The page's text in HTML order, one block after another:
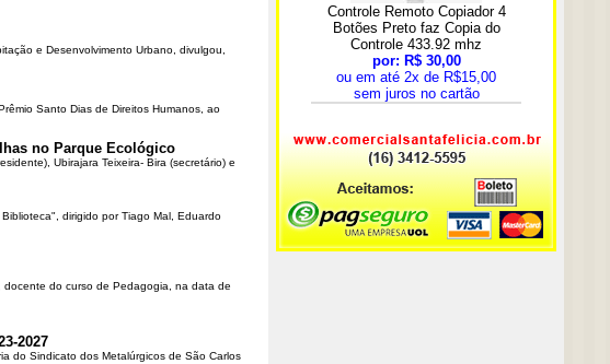
e Desenvolvimento Urbano, divulgou,
Santo Dias de Direitos Humanos, ao
no Parque Ecológico
Ubirajara Teixeira- Bira (secretário) e
dirigido por Tiago Mal, Eduardo
docente do curso de Pedagogia, na data de
2027
do Sindicato dos Metalúrgicos de São Carlos